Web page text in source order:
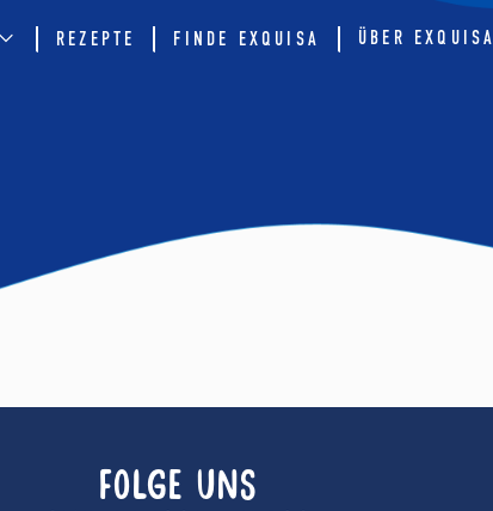
REZEPTE FINDE EXQUISA ÜBER EXQUISA
FOLGE UNS